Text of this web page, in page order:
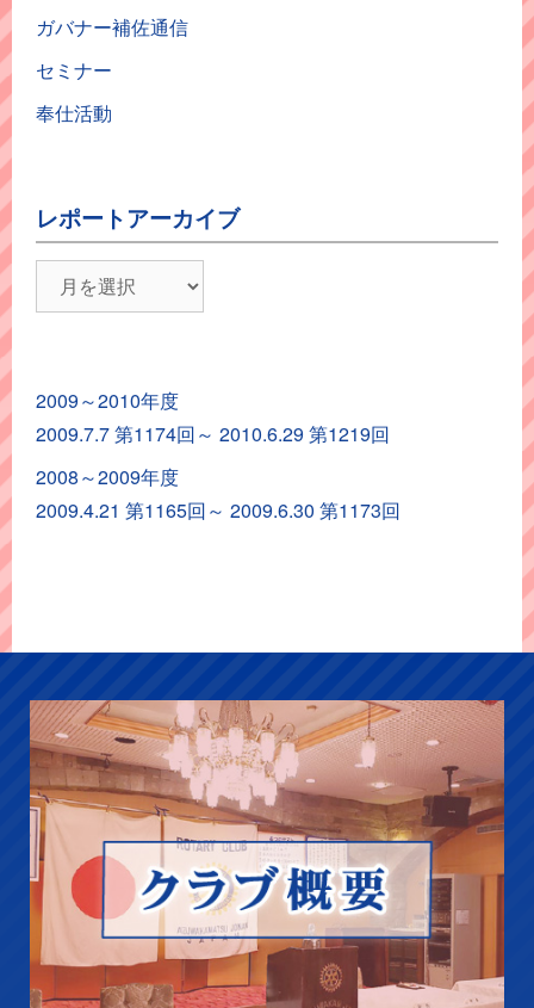
ガバナー補佐通信
セミナー
奉仕活動
レポートアーカイブ
ポ
ア
ー
カ
イ
2009～2010年度
2009.7.7 第1174回～ 2010.6.29 第1219回
2008～2009年度
2009.4.21 第1165回～ 2009.6.30 第1173回